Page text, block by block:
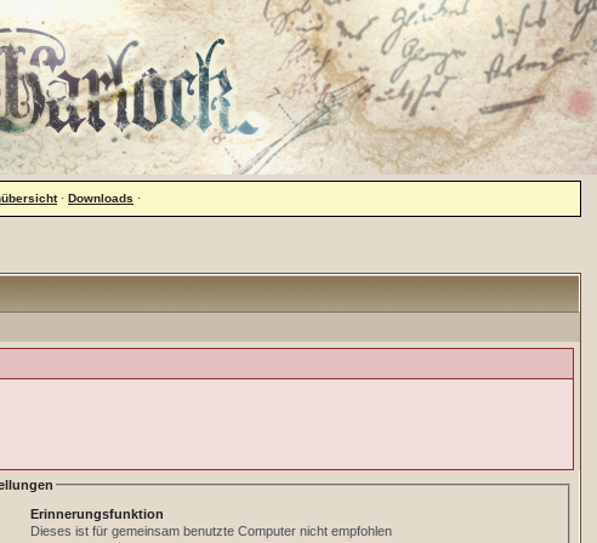
· Downloads ·
Erinnerungsfunktion
Dieses ist für gemeinsam benutzte Computer nicht empfohlen